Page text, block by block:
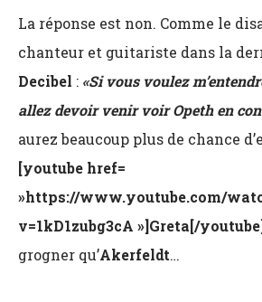
La réponse est non. Comme le
chanteur et guitariste dans la
Decibel : «Si vous voulez
allez devoir venir voir Opeth en
aurez beaucoup plus de chance
[youtube href=
»https://www.youtube.com/
v=1kD1zubg3cA »]Greta[/
grogner qu’Akerfeldt…